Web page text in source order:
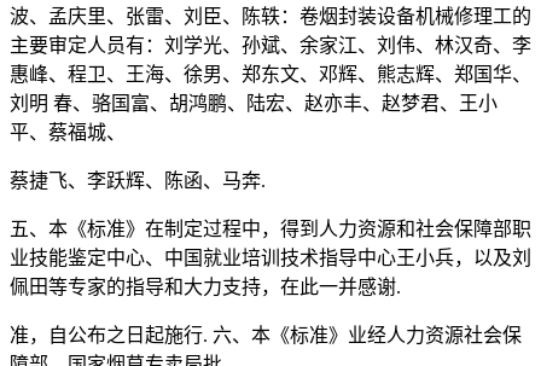
波、孟庆里、张雷、刘臣、陈轶：卷烟封装设备机械修理工的
主要审定人员有：刘学光、孙斌、余家江、刘伟、林汉奇、李
惠峰、程卫、王海、徐男、郑东文、邓辉、熊志辉、郑国华、
刘明 春、骆国富、胡鸿鹏、陆宏、赵亦丰、赵梦君、王小
平、蔡福城、
蔡捷飞、李跃辉、陈函、马奔.
五、本《标准》在制定过程中，得到人力资源和社会保障部职
业技能鉴定中心、中国就业培训技术指导中心王小兵，以及刘
佩田等专家的指导和大力支持，在此一并感谢.
准，自公布之日起施行. 六、本《标准》业经人力资源社会保